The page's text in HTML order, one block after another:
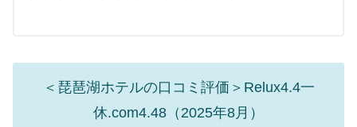
＜琵琶湖ホテルの口コミ評価＞Relux4.4一
休.com4.48（2025年8月）